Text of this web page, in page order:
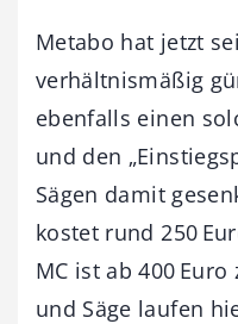
Metabo hat jetzt
verhältnismäßig
ebenfalls einen
und den
Sägen damit
kostet rund 250
MC ist ab 400
und Säge laufen